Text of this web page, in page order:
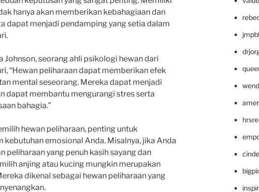
hanya akan memberikan kebahagiaan dan
dapat menjadi pendamping yang setia dalam
Johnson, seorang ahli psikologi hewan dari
“Hewan peliharaan dapat memberikan efek
mental seseorang. Mereka dapat menjadi
dapat membantu mengurangi stres serta
bahagia.”
hewan peliharaan, penting untuk
emosional Anda. Misalnya, jika Anda
peliharaan yang penuh kasih sayang dan
anjing atau kucing mungkin merupakan
dikenal sebagai hewan peliharaan yang